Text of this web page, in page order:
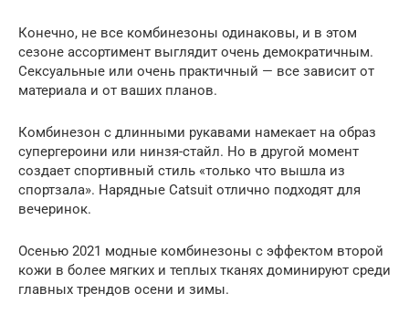
Конечно, не все комбинезоны одинаковы, и в этом
сезоне ассортимент выглядит очень демократичным.
Сексуальные или очень практичный — все зависит от
материала и от ваших планов.
Комбинезон с длинными рукавами намекает на образ
супергероини или нинзя-стайл. Но в другой момент
создает спортивный стиль «только что вышла из
спортзала». Нарядные Catsuit отлично подходят для
вечеринок.
Осенью 2021 модные комбинезоны с эффектом второй
кожи в более мягких и теплых тканях доминируют среди
главных трендов осени и зимы.